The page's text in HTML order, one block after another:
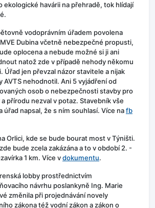
ekologické havárii na přehradě, tok hlídají
vodoprávním úřadem povolena
Dubina včetně nebezpečné propusti,
oplocena a nebude možné si ji ani
natož zde v případě nehody někomu
Úřad jen převzal názor stavitele a nijak
AVTS nehodnotil. Ani 5 vyjádření od
osob o nebezpečnosti stavby pro
přírodu nezval v potaz. Stavebník vše
úřad napsal, že s ním souhlasí. Více nafb
Orlici, kde se bude bourat most v Týništi.
bude zcela zakázána a to v období 2. -
1 km. Více vdokumentu.
lobby prostřednictvím
návrhu poslankyně Ing. Marie
změnila při projednávání novely
zákona též vodní zákon a zákon o